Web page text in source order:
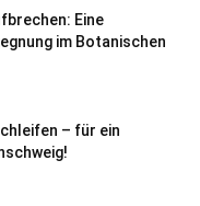
Eine
im Botanischen
– für ein